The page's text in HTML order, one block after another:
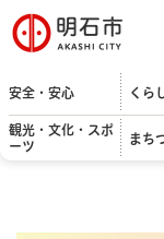
明石市
安全・安心 くら
観光・文化・スポ
ーツ
まち